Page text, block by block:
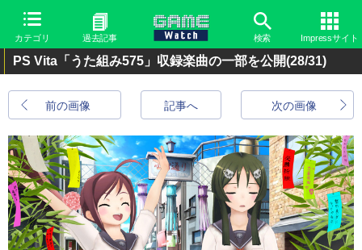
カテゴリ 過去記事 検索 Impressサイト
PS Vita「うた組み575」収録楽曲の一部を公開(28/31)
前の画像 次の画像
記事へ